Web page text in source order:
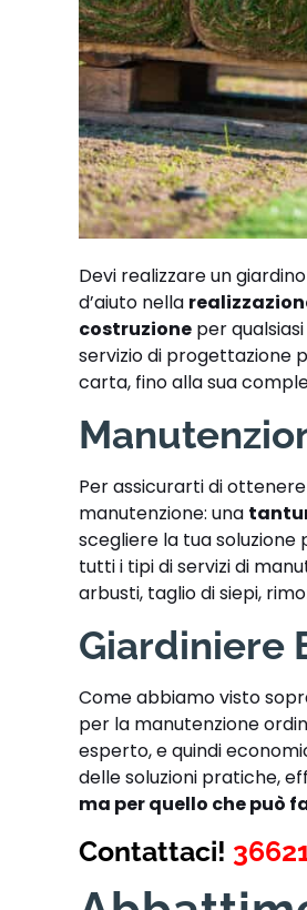
Devi realizzare un
d’aiuto nella
costruzione per
servizio di progettazione
carta, fino alla sua
Per assicurarti di
manutenzione: una
scegliere la tua
tutti i tipi di servizi di
arbusti, taglio di siepi,
Giardiniere
Come abbiamo visto
per la manutenzione
esperto, e quindi
delle soluzioni pratiche,
ma per quello che può
Contattaci!